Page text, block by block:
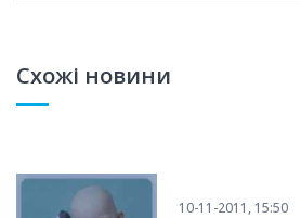
Схожі новини
10-11-2011, 15:50